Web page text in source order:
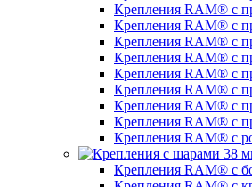
Крепления RAM® с
Крепления RAM® с
Крепления RAM® с
Крепления RAM® с
Крепления RAM® с
Крепления RAM® с
Крепления RAM® с
Крепления RAM® с
Крепления RAM® с
Крепления RAM® с